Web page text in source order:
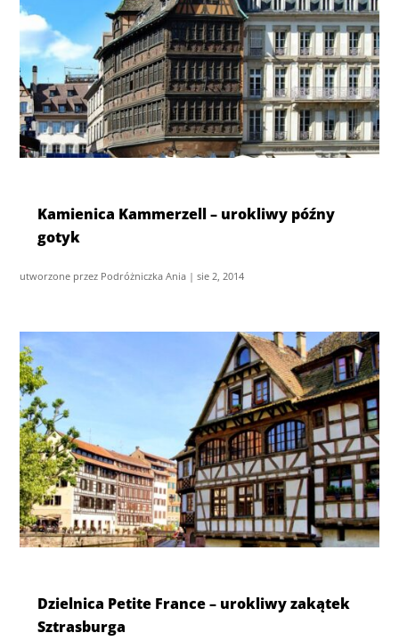
Kamienica Kammerzell – urokliwy późny
gotyk
utworzone przez Podróżniczka Ania |sie 2, 2014
Dzielnica Petite France – urokliwy zakątek
Sztrasburga